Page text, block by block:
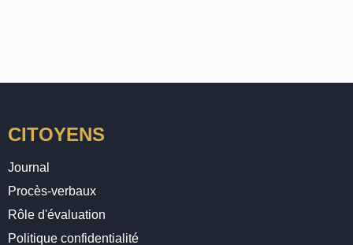
CITOYENS
Journal
Procès-verbaux
Rôle d'évaluation
Politique confidentialité